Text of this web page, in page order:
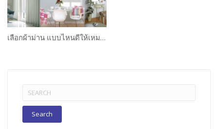
เลือกผ้าม่าน แบบไหนดีให้เหมาะกับห้องของคุณ?
Search
for: